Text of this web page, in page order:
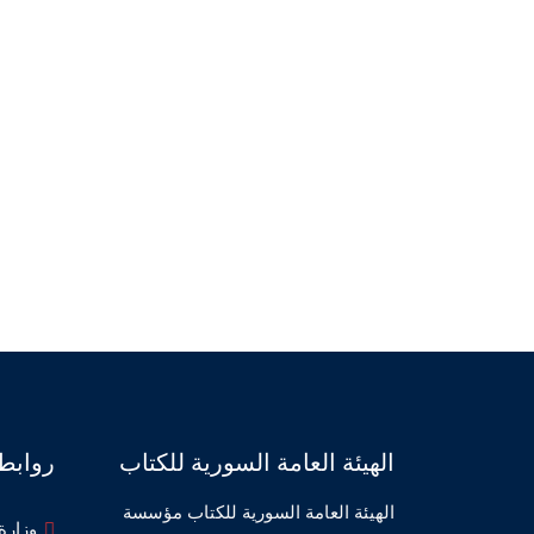
الهيئة العامة السورية للكتاب
الهيئة العامة السورية للكتاب مؤسسة